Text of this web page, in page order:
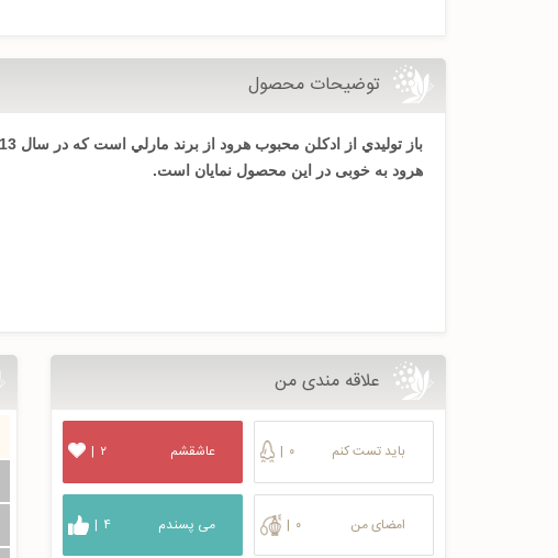
توضیحات محصول
باز توليدي از ادکلن محبوب هرود از برند مارلي
هرود به خوبی در این محصول نمايان است.
علاقه مندی من
باید تست کنم | ۰
امضای من | ۰
عاشقشم | ۲
می پسندم | ۴